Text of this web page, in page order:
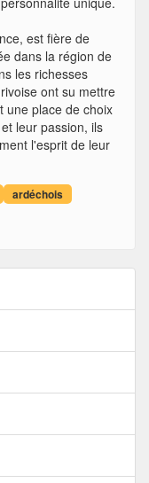
est fière de
dans la région de
les richesses
ont su mettre
une place de choix
leur passion, ils
l'esprit de leur
ardéchois